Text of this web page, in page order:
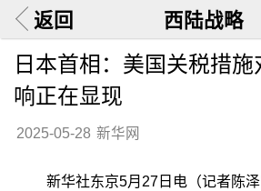
返回 西陆战略
日本首相：美国关税措
响正在显现
2025-05-28 新华网
新华社东京5月27日电（记者陈